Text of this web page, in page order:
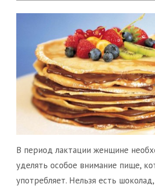
В период лактации женщине
уделять особое внимание пище,
употребляет. Нельзя есть